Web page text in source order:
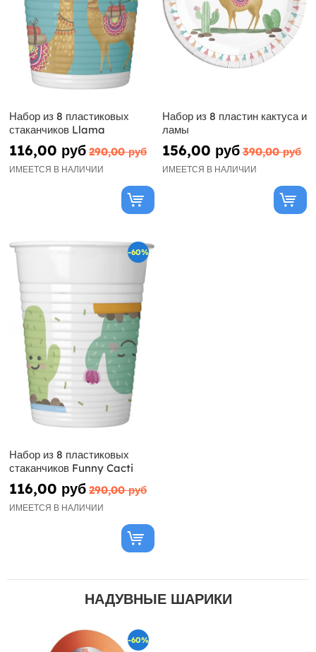
Набор из 8 пластиковых
стаканчиков Llama
116,00 руб 290,00 руб
ИМЕЕТСЯ В НАЛИЧИИ
Набор из 8 пластин кактуса и
ламы
156,00 руб 390,00 руб
ИМЕЕТСЯ В НАЛИЧИИ
-60%
Набор из 8 пластиковых
стаканчиков Funny Cacti
116,00 руб 290,00 руб
ИМЕЕТСЯ В НАЛИЧИИ
НАДУВНЫЕ ШАРИКИ
-60%